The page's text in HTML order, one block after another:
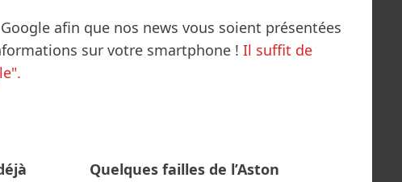
afin que nos news vous soient présentées
sur votre smartphone ! Il suffit de
Quelques failles de l’Aston